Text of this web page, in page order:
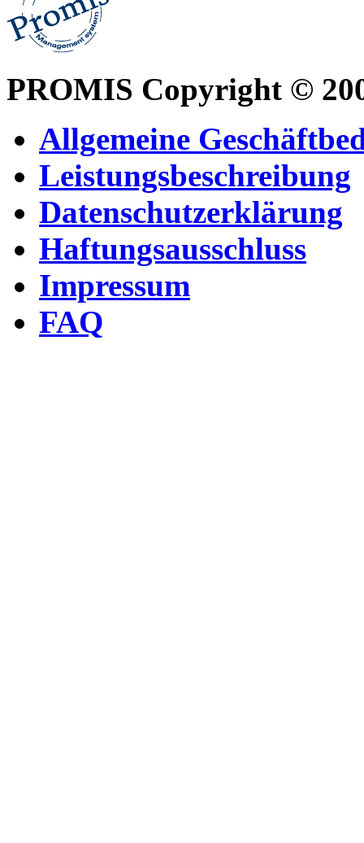
PROMIS Copyright ©
Allgemeine
Leistungsbeschreibung
Datenschutzerklärung
Haftungsausschluss
Impressum
FAQ